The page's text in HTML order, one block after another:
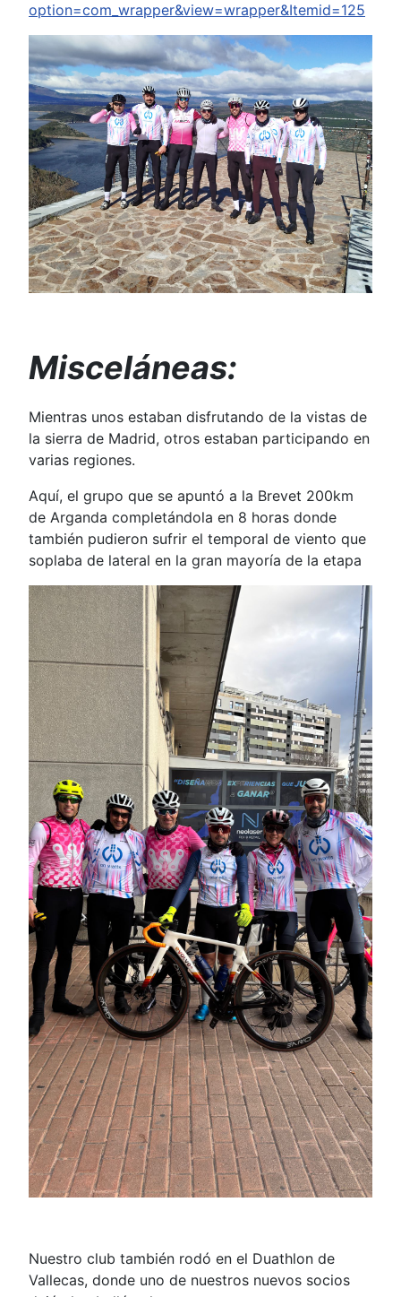
option=com_wrapper&view=wrapper&Itemid=125
Misceláneas:
Mientras unos estaban disfrutando de la vistas de
la sierra de Madrid, otros estaban participando en
varias regiones.
Aquí, el grupo que se apuntó a la Brevet 200km
de Arganda completándola en 8 horas donde
también pudieron sufrir el temporal de viento que
soplaba de lateral en la gran mayoría de la etapa
Nuestro club también rodó en el Duathlon de
Vallecas, donde uno de nuestros nuevos socios